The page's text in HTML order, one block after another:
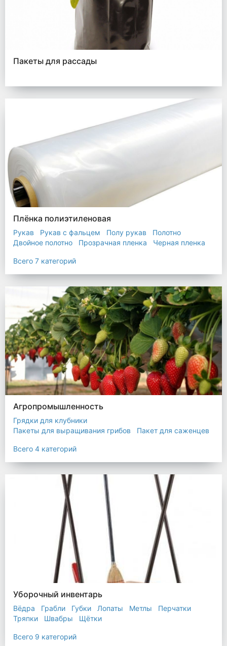
Пакеты для рассады
Плёнка полиэтиленовая
Рукав Рукав с фальцем Полу рукав
Полотно
Двойное полотно
Прозрачная пленка Черная пленка
Всего 7 категорий
Агропромышленность
Грядки для клубники
Пакеты для выращивания грибов
Пакет для саженцев
Всего 4 категорий
Уборочный инвентарь
Вёдра Грабли Губки Лопаты Метлы
Перчатки
Тряпки
Швабры Щётки
Всего 9 категорий